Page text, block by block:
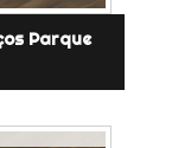
Parque